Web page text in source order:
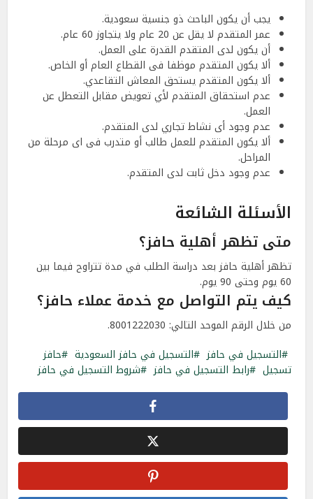
يجب أن يكون الباحث ذو جنسية سعودية.
عمر المتقدم لا يقل عن 20 عام ولا يتجاوز 60 عام.
أن يكون لدى المتقدم القدرة على العمل.
ألا يكون المتقدم موظفا فى القطاع العام أو الخاص.
ألا يكون المتقدم يستحق المعاش التقاعدي.
عدم استحقاق المتقدم لأي تعويض مقابل التعطل عن
العمل.
عدم وجود أى نشاط تجاري لدى المتقدم.
ألا يكون المتقدم للعمل طالب أو متدرب فى اى مرحلة من
المراحل.
عدم وجود دخل ثابت لدى المتقدم.
الأسئلة الشائعة
متى تظهر أهلية حافز؟
تظهر أهلية حافز بعد دراسة الطلب في مدة تتراوح فيما بين
60 يوم وحتى 90 يوم.
كيف يتم التواصل مع خدمة عملاء حافز؟
من خلال الرقم الموحد التالي: 8001222030.
التسجيل في حافز
التسجيل في حافز السعودية
حافز
تسجيل
رابط التسجيل في حافز شروط التسجيل في حافز